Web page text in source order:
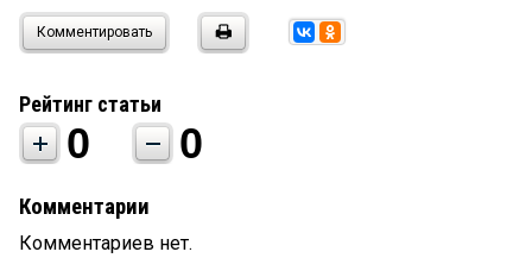
Комментировать
Рейтинг статьи
0 0
Комментарии
Комментариев нет.